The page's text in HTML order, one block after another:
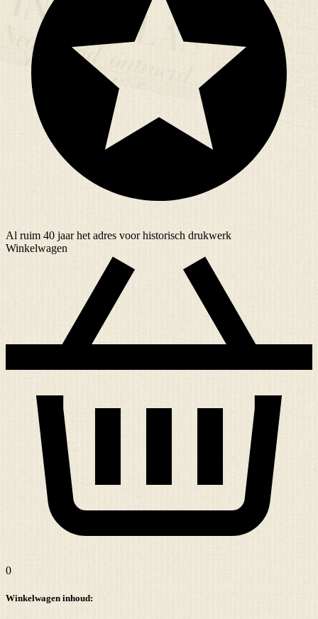
Al ruim 40 jaarhet adres voor historisch drukwerk
Winkelwagen
0
Winkelwagen inhoud: